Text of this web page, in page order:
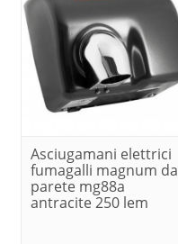
Asciugamani elettrici
fumagalli magnum da
parete mg88a
antracite 250 lem